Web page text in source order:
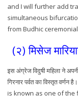
and I will further add
simultaneous
from Budhic
(२) मिसेज
इस अंग्रेज विदुषी महिला ने
गिरनार पर्वत का विस्तृत
is known as one of the